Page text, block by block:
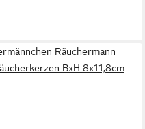
Räuchermann
BxH 8x11,8cm